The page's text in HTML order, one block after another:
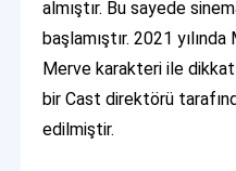
almıştır. Bu sayede
başlamıştır. 2021
Merve karakteri ile
bir Cast direktörü
edilmiştir.